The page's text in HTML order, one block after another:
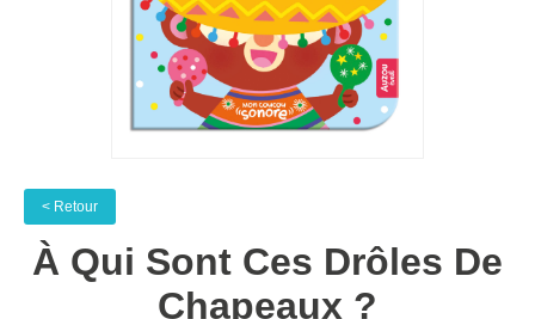
< Retour
À Qui Sont Ces Drôles De
Chapeaux ?